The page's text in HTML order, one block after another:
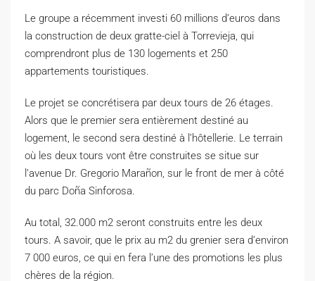
Le groupe a récemment investi 60 millions d’euros dans
la construction de deux gratte-ciel à Torrevieja, qui
comprendront plus de 130 logements et 250
appartements touristiques.
Le projet se concrétisera par deux tours de 26 étages.
Alors que le premier sera entièrement destiné au
logement, le second sera destiné à l’hôtellerie. Le terrain
où les deux tours vont être construites se situe sur
l’avenue Dr. Gregorio Marañon, sur le front de mer à côté
du parc Doña Sinforosa.
Au total, 32.000 m2 seront construits entre les deux
tours. A savoir, que le prix au m2 du grenier sera d’environ
7 000 euros, ce qui en fera l’une des promotions les plus
chères de la région.